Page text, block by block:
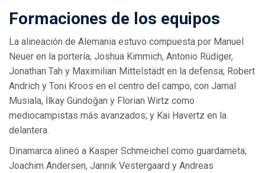
Formaciones de los equipos
La alineación de Alemania estuvo compuesta por Manuel
Neuer en la portería; Joshua Kimmich, Antonio Rüdiger,
Jonathan Tah y Maximilian Mittelstädt en la defensa; Robert
Andrich y Toni Kroos en el centro del campo, con Jamal
Musiala, İlkay Gündoğan y Florian Wirtz como
mediocampistas más avanzados; y Kai Havertz en la
delantera.
Dinamarca alineó a Kasper Schmeichel como guardameta;
Joachim Andersen, Jannik Vestergaard y Andreas